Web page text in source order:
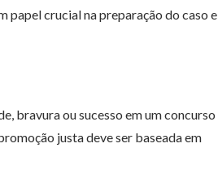
papel crucial na preparação do caso e
bravura ou sucesso em um concurso
justa deve ser baseada em